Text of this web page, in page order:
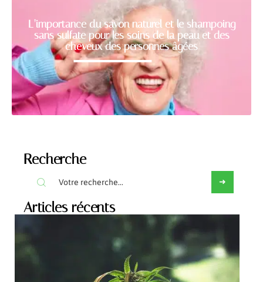
L’importance du savon naturel et le shampoing
sans sulfate pour les soins de la peau et des
cheveux des personnes âgées
Recherche
Articles récents